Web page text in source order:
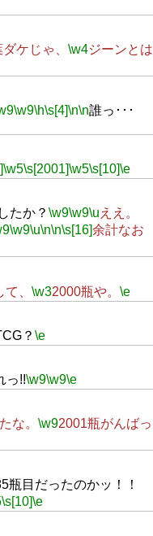
ケじゃ、 \w4ジーンとは
\w9\h\s[4]\n\n誰っ･･･
\w5\s[2001]\w5\s[10]\e
たか？ \w9\w9\u ええ。
\w9\u\n\n\s[16]余計なお
、 \w32000瓶や。 \e
？ \e
っ!!\w9\w9\e
な。 \w92001瓶がんばっ
瓶目だったのかッ！！
\s[10]\e